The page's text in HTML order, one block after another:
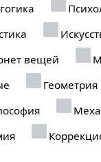
вещей
Геометрия